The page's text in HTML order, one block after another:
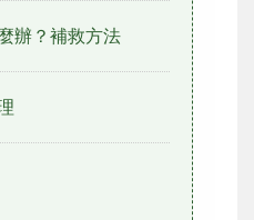
辦？補救方法